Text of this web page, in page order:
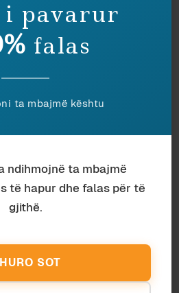
I SAZANIT DHE
i pavarur
falas
ta mbajmë kështu
ndihmojnë ta mbajmë
të hapur dhe falas për të
gjithë.
SOT